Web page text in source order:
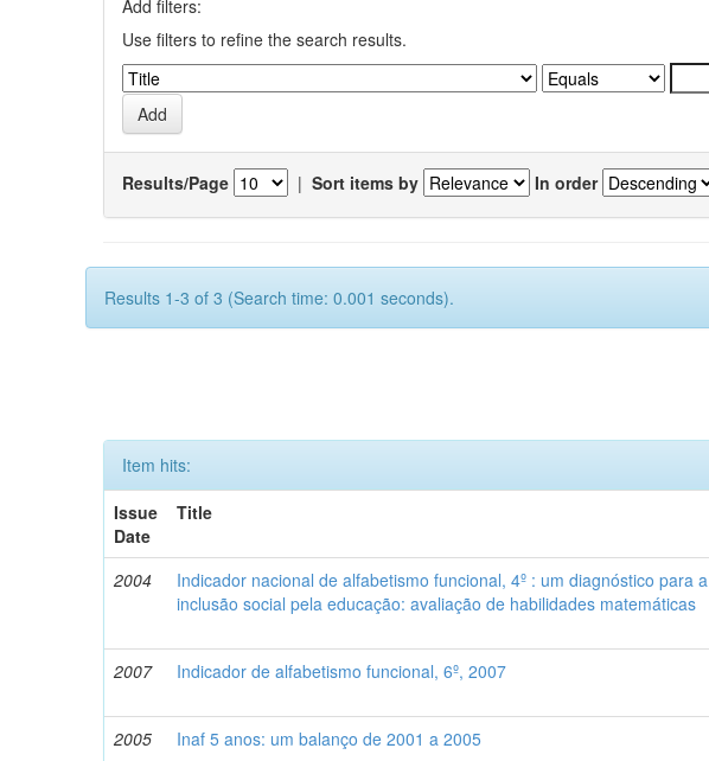
Add filters:
Use filters to refine the search results.
Results/Page | Sort items by In order
Results 1-3 of 3 (Search time: 0.001 seconds).
Item hits:
Issue
Date
Title
2004
Indicador nacional de alfabetismo funcional, 4º : um diagnóstico para a
inclusão social pela educação: avaliação de habilidades matemáticas
2007
Indicador de alfabetismo funcional, 6º, 2007
2005
Inaf 5 anos: um balanço de 2001 a 2005